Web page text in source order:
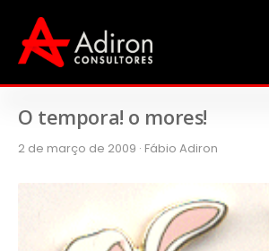
Equipe
Livros de Fábio Adiron
Blog
Contato
O tempora! o mores!
2 de março de 2009 · Fábio Adiron